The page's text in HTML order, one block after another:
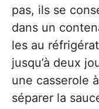
pas, ils se
dans un
les au
jusqu’à deux
une casserole
séparer la